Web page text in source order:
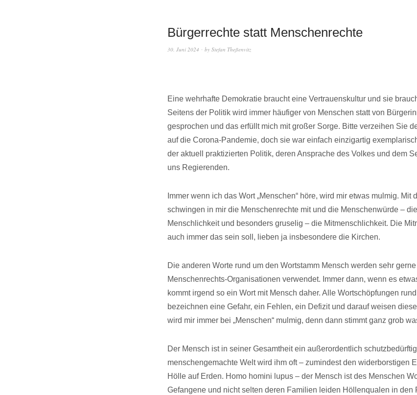
Bürgerrechte statt Menschenrechte
30. Juni 2024 by Stefan Theßenvitz
Eine wehrhafte Demokratie braucht eine Vertrauenskultur und sie
Seitens der Politik wird immer häufiger von Menschen statt von
gesprochen und das erfüllt mich mit großer Sorge. Bitte verzeihen Sie
auf die Corona-Pandemie, doch sie war einfach einzigartig
der aktuell praktizierten Politik, deren Ansprache des Volkes und dem
uns Regierenden.
Immer wenn ich das Wort „Menschen“ höre, wird mir etwas mulmig. Mit
schwingen in mir die Menschenrechte mit und die Menschenwürde –
Menschlichkeit und besonders gruselig – die Mitmenschlichkeit. Die
auch immer das sein soll, lieben ja insbesondere die Kirchen.
Die anderen Worte rund um den Wortstamm Mensch werden sehr
Menschenrechts-Organisationen verwendet. Immer dann, wenn es
kommt irgend so ein Wort mit Mensch daher. Alle Wortschöpfungen
bezeichnen eine Gefahr, ein Fehlen, ein Defizit und darauf weisen
wird mir immer bei „Menschen“ mulmig, denn dann stimmt ganz grob
Der Mensch ist in seiner Gesamtheit ein außerordentlich
menschengemachte Welt wird ihm oft – zumindest den widerborstigen
Hölle auf Erden. Homo homini lupus – der Mensch ist des Menschen
Gefangene und nicht selten deren Familien leiden Höllenqualen in den